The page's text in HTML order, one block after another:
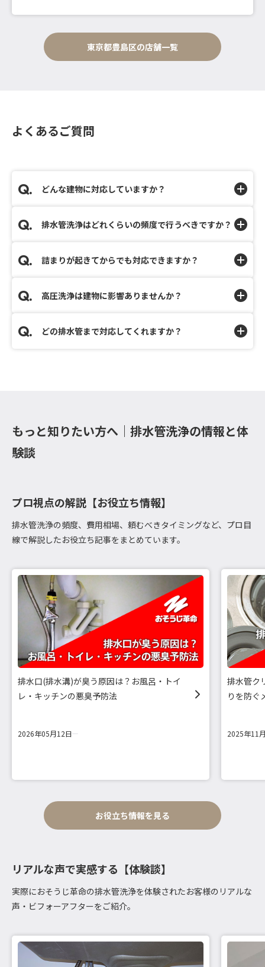
東京都豊島区の店舗一覧
よくあるご質問
どんな建物に対応していますか？
排水管洗浄はどれくらいの頻度で行うべきですか？
詰まりが起きてからでも対応できますか？
高圧洗浄は建物に影響ありませんか？
どの排水管まで対応してくれますか？
もっと知りたい方へ｜排水管洗浄の情報と体
験談
プロ視点の解説【お役立ち情報】
排水管洗浄の頻度、費用相場、頼むべきタイミングなど、プロ目
線で解説したお役立ち記事をまとめています。
排水口(排水溝)が臭う原因は？お風呂・トイ
レ・キッチンの悪臭予防法
2026年05月12日
排水管ク
りを防ぐ
2025年11
お役立ち情報を見る
リアルな声で実感する【体験談】
実際におそうじ革命の排水管洗浄を体験されたお客様のリアルな
声・ビフォーアフターをご紹介。